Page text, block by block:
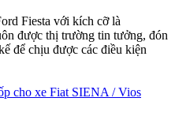
Fiesta với kích cỡ là
được thị trường tin tưởng, đón
để chịu được các điều kiện